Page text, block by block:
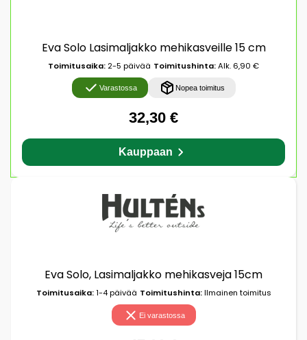
Eva Solo Lasimaljakko mehikasveille 15 cm
Toimitusaika: 2-5 päivää Toimitushinta:Alk. 6,90 €
Varastossa Nopea toimitus
32,30 €
Kauppaan
Eva Solo, Lasimaljakko mehikasveja 15cm
Toimitusaika:1-4 päivää Toimitushinta:Ilmainen toimitus
Ei varastossa